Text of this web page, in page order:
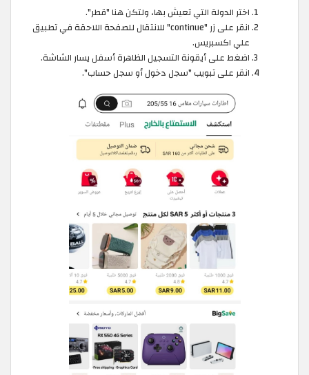
اختر الدولة التي تعيش بها، ولتكن هنا "قطر".
انقر على زر "continue" للانتقال للصفحة اللاحقة في تطبيق
علي اكسبريس.
اضغط على أيقونة التسجيل الظاهرة أسفل يسار الشاشة.
انقر على تبويب "سجل دخول أو سجل حساب".